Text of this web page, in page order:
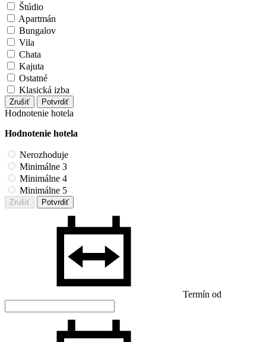
Štúdio
Apartmán
Bungalov
Vila
Chata
Kajuta
Ostatné
Klasická izba
Zrušiť Potvrdiť
Hodnotenie hotela
Hodnotenie hotela
Nerozhoduje
Minimálne 3
Minimálne 4
Minimálne 5
Zrušiť Potvrdiť
Termín od